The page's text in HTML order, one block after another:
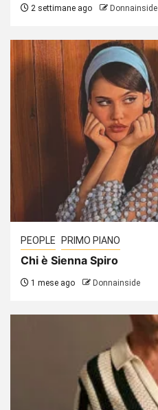
2 settimane ago Donnainside
PEOPLE PRIMO PIANO
Chi è Sienna Spiro
1 mese ago Donnainside